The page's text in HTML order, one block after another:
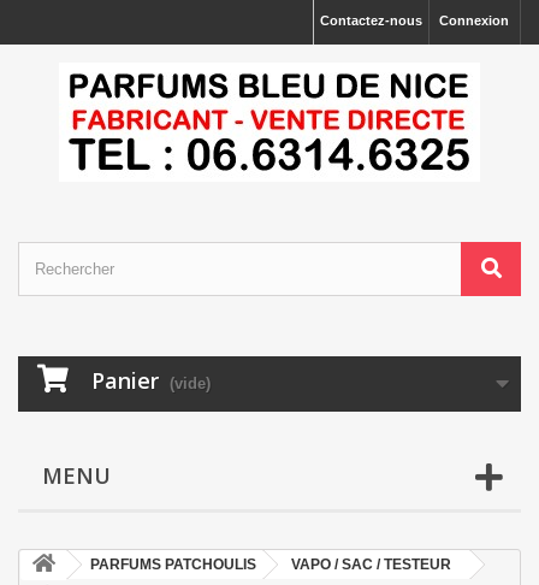
Connexion
Contactez-nous
Panier (vide)
MENU
PARFUMS PATCHOULIS
VAPO / SAC / TESTEUR